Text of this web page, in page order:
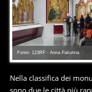
Fonte: 123RF - Anna Pakutina
Nella classifica dei
sono due le città più